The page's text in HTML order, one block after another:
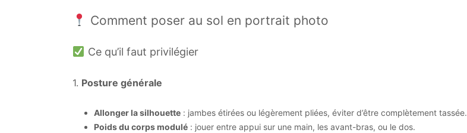
Comment poser au sol en portrait photo
Ce qu’il faut privilégier
1. Posture générale
Allonger la silhouette : jambes étirées ou légèrement pliées, éviter d’être complètement tassée.
Poids du corps modulé : jouer entre appui sur une main, les avant-bras, ou le dos.